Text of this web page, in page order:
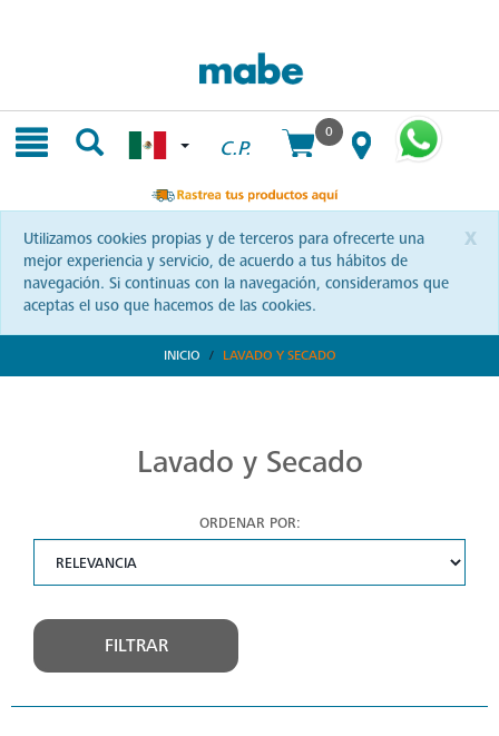
C.P.
0
x
Utilizamos cookies propias y de terceros para ofrecerte una
mejor experiencia y servicio, de acuerdo a tus hábitos de
navegación. Si continuas con la navegación, consideramos que
aceptas el uso que hacemos de las cookies.
INICIO LAVADO Y SECADO
Lavado y Secado
ORDENAR POR:
FILTRAR